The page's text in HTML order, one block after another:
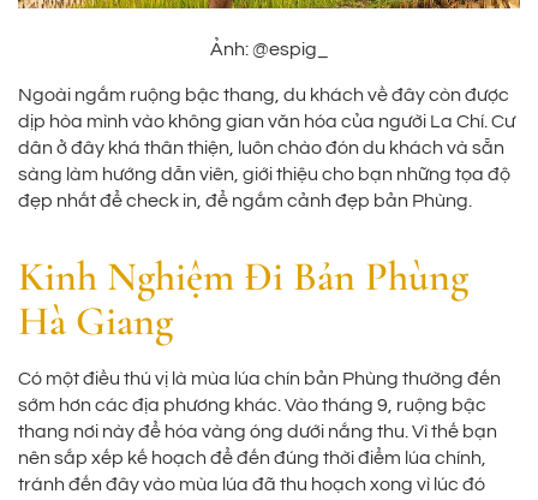
Ảnh: @espig_
Ngoài ngắm ruộng bậc thang, du khách về đây còn được
dịp hòa mình vào không gian văn hóa của người La Chí. Cư
dân ở đây khá thân thiện, luôn chào đón du khách và sẵn
sàng làm hướng dẫn viên, giới thiệu cho bạn những tọa độ
đẹp nhất để check in, để ngắm cảnh đẹp bản Phùng.
Kinh Nghiệm Đi Bản Phùng
Hà Giang
Có một điều thú vị là mùa lúa chín bản Phùng thường đến
sớm hơn các địa phương khác. Vào tháng 9, ruộng bậc
thang nơi này để hóa vàng óng dưới nắng thu. Vì thế bạn
nên sắp xếp kế hoạch để đến đúng thời điểm lúa chính,
tránh đến đây vào mùa lúa đã thu hoạch xong vì lúc đó